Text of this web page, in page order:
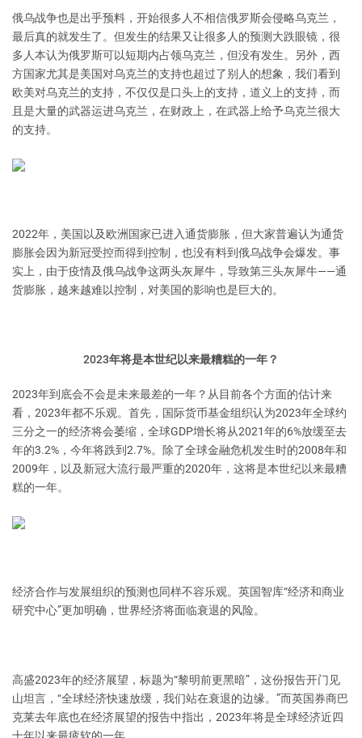
俄乌战争也是出乎预料，开始很多人不相信俄罗斯会侵略乌克兰，
最后真的就发生了。但发生的结果又让很多人的预测大跌眼镜，很
多人本认为俄罗斯可以短期内占领乌克兰，但没有发生。另外，西
方国家尤其是美国对乌克兰的支持也超过了别人的想象，我们看到
欧美对乌克兰的支持，不仅仅是口头上的支持，道义上的支持，而
且是大量的武器运进乌克兰，在财政上，在武器上给予乌克兰很大
的支持。
2022年，美国以及欧洲国家已进入通货膨胀，但大家普遍认为通货
膨胀会因为新冠受控而得到控制，也没有料到俄乌战争会爆发。事
实上，由于疫情及俄乌战争这两头灰犀牛，导致第三头灰犀牛——通
货膨胀，越来越难以控制，对美国的影响也是巨大的。
2023年将是本世纪以来最糟糕的一年？
2023年到底会不会是未来最差的一年？从目前各个方面的估计来
看，2023年都不乐观。首先，国际货币基金组织认为2023年全球约
三分之一的经济将会萎缩，全球GDP增长将从2021年的6%放缓至去
年的3.2%，今年将跌到2.7%。除了全球金融危机发生时的2008年和
2009年，以及新冠大流行最严重的2020年，这将是本世纪以来最糟
糕的一年。
经济合作与发展组织的预测也同样不容乐观。英国智库“经济和商业
研究中心”更加明确，世界经济将面临衰退的风险。
高盛2023年的经济展望，标题为“黎明前更黑暗”，这份报告开门见
山坦言，“全球经济快速放缓，我们站在衰退的边缘。”而英国券商巴
克莱去年底也在经济展望的报告中指出，2023年将是全球经济近四